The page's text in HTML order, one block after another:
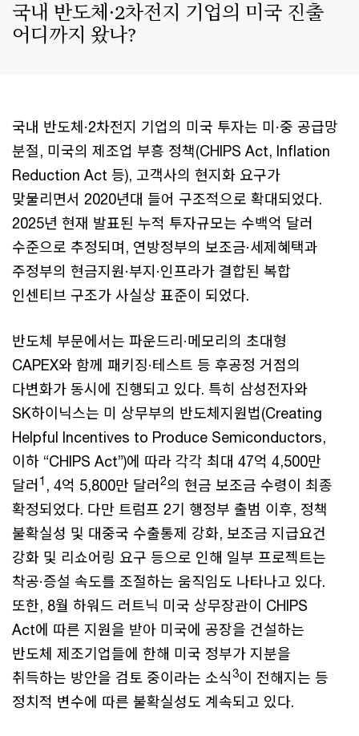
국내 반도체·2차전지 기업의 미국 진출
어디까지 왔나?
국내 반도체·2차전지 기업의 미국 투자는 미·중 공급망
분절, 미국의 제조업 부흥 정책(CHIPS Act, Inflation
Reduction Act 등), 고객사의 현지화 요구가
맞물리면서 2020년대 들어 구조적으로 확대되었다.
2025년 현재 발표된 누적 투자규모는 수백억 달러
수준으로 추정되며, 연방정부의 보조금·세제혜택과
주정부의 현금지원·부지·인프라가 결합된 복합
인센티브 구조가 사실상 표준이 되었다.
반도체 부문에서는 파운드리·메모리의 초대형
CAPEX와 함께 패키징·테스트 등 후공정 거점의
다변화가 동시에 진행되고 있다. 특히 삼성전자와
SK하이닉스는 미 상무부의 반도체지원법(Creating
Helpful Incentives to Produce Semiconductors,
이하 “CHIPS Act”)에 따라 각각 최대 47억 4,500만
달러 1 , 4억 5,800만 달러 2의 현금 보조금 수령이 최종
확정되었다. 다만 트럼프 2기 행정부 출범 이후, 정책
불확실성 및 대중국 수출통제 강화, 보조금 지급요건
강화 및 리쇼어링 요구 등으로 인해 일부 프로젝트는
착공·증설 속도를 조절하는 움직임도 나타나고 있다.
또한, 8월 하워드 러트닉 미국 상무장관이 CHIPS
Act에 따른 지원을 받아 미국에 공장을 건설하는
반도체 제조기업들에 한해 미국 정부가 지분을
취득하는 방안을 검토 중이라는 소식3이 전해지는 등
정치적 변수에 따른 불확실성도 계속되고 있다.